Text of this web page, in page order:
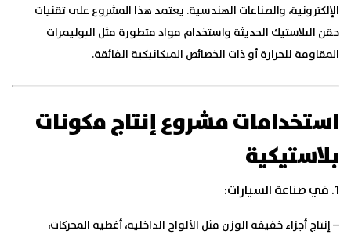
الإلكترونية، والصناعات الهندسية. يعتمد هذا المشروع على تقنيات
حقن البلاستيك الحديثة واستخدام مواد متطورة مثل البوليمرات
المقاومة للحرارة أو ذات الخصائص الميكانيكية الفائقة.
استخدامات مشروع إنتاج مكونات
بلاستيكية
1. في صناعة السيارات:
– إنتاج أجزاء خفيفة الوزن مثل الألواح الداخلية، أغطية المحركات،